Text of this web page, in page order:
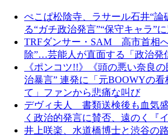
ぺこぱ松陰寺、ラサール石井“論
る“ガチ政治発言”“保守キャラ”
TRFダンサー・SAM 高市首相
除”…芸能人が直面する「政治発
《ポンコツ!!》《頭の悪い奈良
治暴言” 連発に「元BOOWYの
て」ファンから悲痛な叫び
デヴィ夫人 書類送検後も血気
く政治的発言に賛否、遠のく『
井上咲楽、水道橋博士と渋谷の